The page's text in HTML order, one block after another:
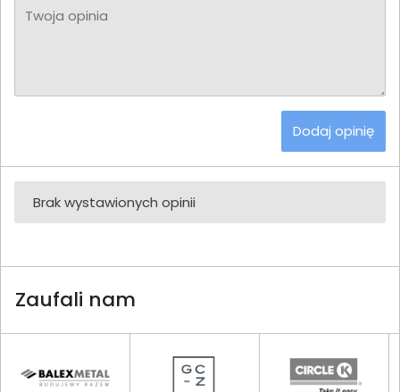
Twoja opinia
Dodaj opinię
Brak wystawionych opinii
Zaufali nam